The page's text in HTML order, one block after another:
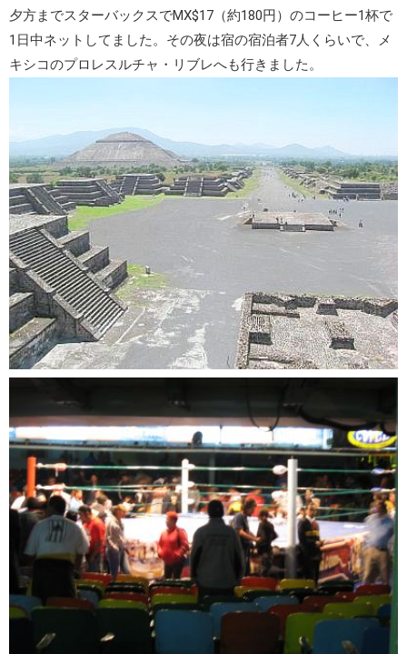
夕方までスターバックスでMX$17（約180円）のコーヒー1杯で
1日中ネットしてました。その夜は宿の宿泊者7人くらいで、メ
キシコのプロレスルチャ・リブレへも行きました。